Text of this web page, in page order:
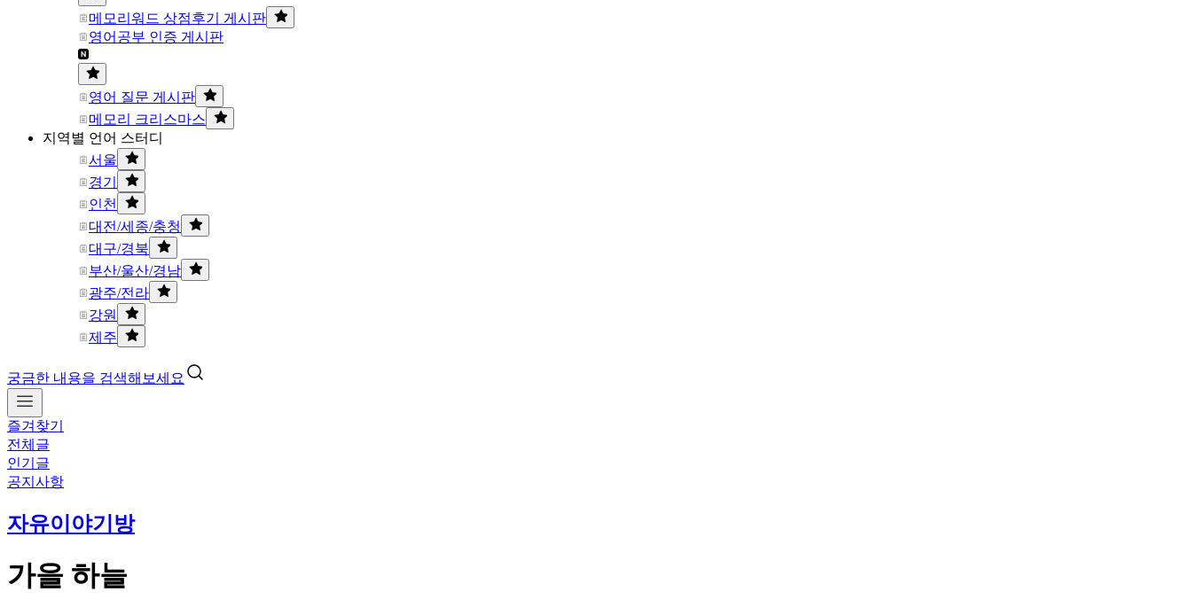
메모리워드 상점후기 게시판
영어공부 인증 게시판
영어 질문 게시판
메모리 크리스마스
지역별 언어 스터디
서울
경기
인천
대전/세종/충청
대구/경북
부산/울산/경남
광주/전라
강원
제주
궁금한 내용을 검색해보세요
즐겨찾기
전체글
인기글
공지사항
자유이야기방
가을 하늘